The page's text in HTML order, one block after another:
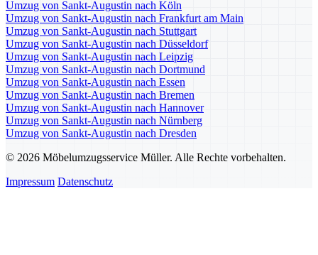
Umzug von Sankt-Augustin nach Köln
Umzug von Sankt-Augustin nach Frankfurt am Main
Umzug von Sankt-Augustin nach Stuttgart
Umzug von Sankt-Augustin nach Düsseldorf
Umzug von Sankt-Augustin nach Leipzig
Umzug von Sankt-Augustin nach Dortmund
Umzug von Sankt-Augustin nach Essen
Umzug von Sankt-Augustin nach Bremen
Umzug von Sankt-Augustin nach Hannover
Umzug von Sankt-Augustin nach Nürnberg
Umzug von Sankt-Augustin nach Dresden
© 2026 Möbelumzugsservice Müller. Alle Rechte vorbehalten.
Impressum Datenschutz